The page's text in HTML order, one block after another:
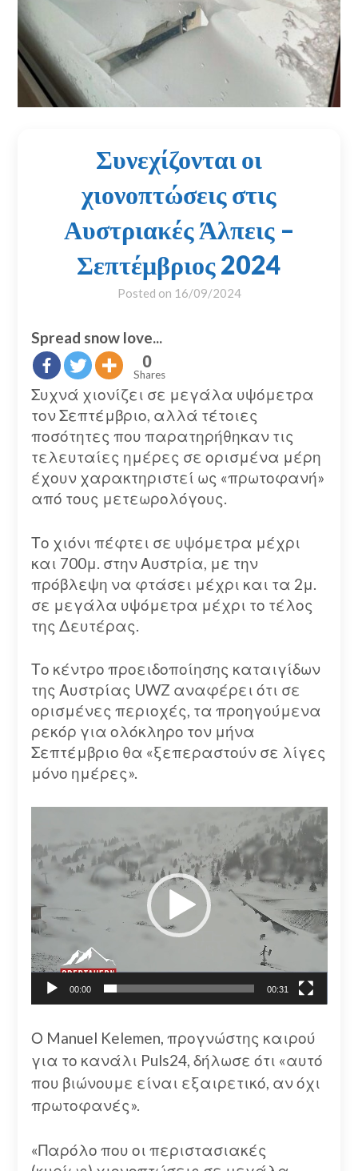
Συνεχίζονται οι
χιονοπτώσεις στις
Αυστριακές Άλπεις –
Σεπτέμβριος 2024
Posted on 16/09/2024
Spread snow love...
0
Shares
Συχνά χιονίζει σε μεγάλα υψόμετρα
τον Σεπτέμβριο, αλλά τέτοιες
ποσότητες που παρατηρήθηκαν τις
τελευταίες ημέρες σε ορισμένα μέρη
έχουν χαρακτηριστεί ως «πρωτοφανή»
από τους μετεωρολόγους.
Το χιόνι πέφτει σε υψόμετρα μέχρι
και 700μ. στην Αυστρία, με την
πρόβλεψη να φτάσει μέχρι και τα 2μ.
σε μεγάλα υψόμετρα μέχρι το τέλος
της Δευτέρας.
Το κέντρο προειδοποίησης καταιγίδων
της Αυστρίας UWZ αναφέρει ότι σε
ορισμένες περιοχές, τα προηγούμενα
ρεκόρ για ολόκληρο τον μήνα
Σεπτέμβριο θα «ξεπεραστούν σε λίγες
μόνο ημέρες».
Αναπαραγωγής
Βίντεο
00:00 00:31
Ο Manuel Kelemen, προγνώστης καιρού
για το κανάλι Puls24, δήλωσε ότι «αυτό
που βιώνουμε είναι εξαιρετικό, αν όχι
πρωτοφανές».
«Παρόλο που οι περιστασιακές